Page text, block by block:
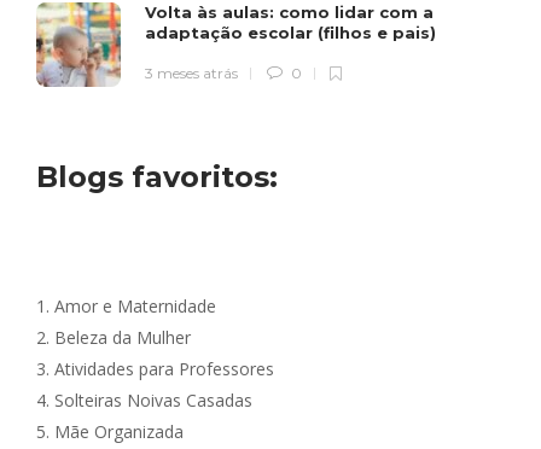
Volta às aulas: como lidar com a
adaptação escolar (filhos e pais)
3 meses atrás 0
Blogs favoritos:
1. Amor e Maternidade
2. Beleza da Mulher
3. Atividades para Professores
4. Solteiras Noivas Casadas
5. Mãe Organizada